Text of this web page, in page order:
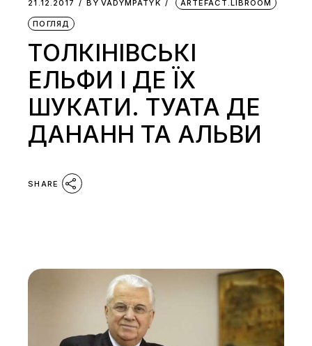
21.12.2017 BY VADYMPATYK ARTEFACT.LIBROOM
ПОГЛЯД
ТОЛКІНІВСЬКІ
ЕЛЬФИ І ДЕ ЇХ
ШУКАТИ. ТУАТА ДЕ
ДАНАНН ТА АЛЬВИ
SHARE